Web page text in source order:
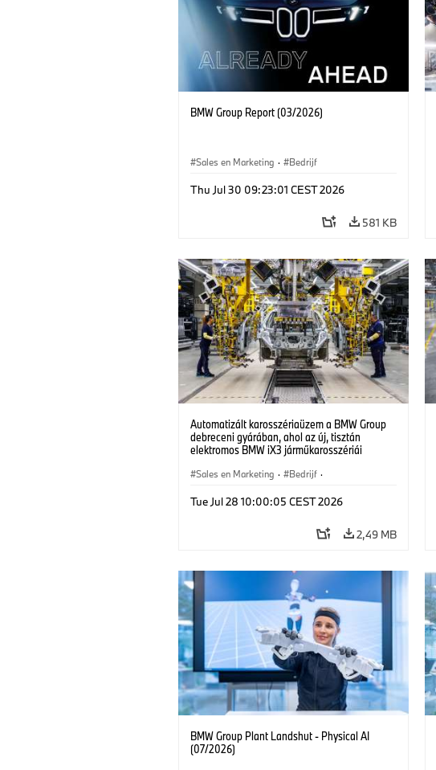
BMW Group Report (03/2026)
Sales en Marketing · Bedrijf
Thu Jul 30 09:23:01 CEST 2026
581 KB
Automatizált karosszériaüzem a BMW Group
debreceni gyárában, ahol az új, tisztán
elektromos BMW iX3 járműkarosszériái
Sales en Marketing · Bedrijf ·
Tue Jul 28 10:00:05 CEST 2026
2,49 MB
BMW Group Plant Landshut - Physical AI
(07/2026)